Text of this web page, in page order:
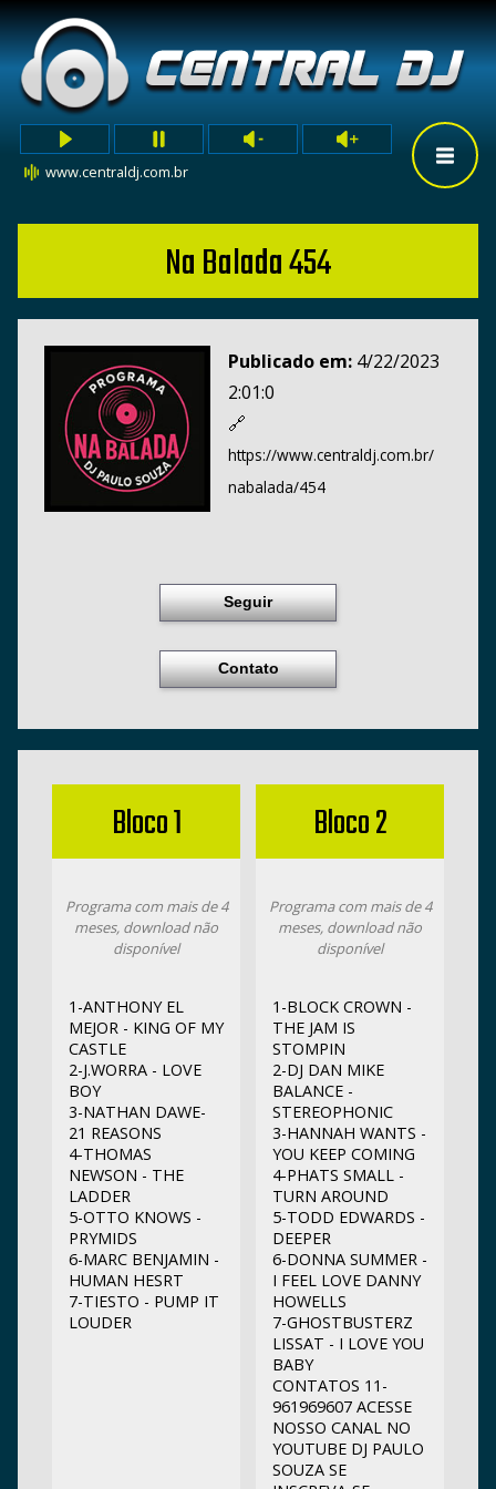
www.centraldj.com.br
Na Balada 454
Publicado em: 4/22/2023
2:01:0
🔗
https://www.centraldj.com.br/
nabalada/454
Seguir
Contato
Bloco 1
Programa com mais de 4
meses, download não
disponível
1-ANTHONY EL
MEJOR - KING OF MY
CASTLE
2-J.WORRA - LOVE
BOY
3-NATHAN DAWE-
21 REASONS
4-THOMAS
NEWSON - THE
LADDER
5-OTTO KNOWS -
PRYMIDS
6-MARC BENJAMIN -
HUMAN HESRT
7-TIESTO - PUMP IT
LOUDER
Bloco 2
Programa com mais de 4
meses, download não
disponível
1-BLOCK CROWN -
THE JAM IS
STOMPIN
2-DJ DAN MIKE
BALANCE -
STEREOPHONIC
3-HANNAH WANTS -
YOU KEEP COMING
4-PHATS SMALL -
TURN AROUND
5-TODD EDWARDS -
DEEPER
6-DONNA SUMMER -
I FEEL LOVE DANNY
HOWELLS
7-GHOSTBUSTERZ
LISSAT - I LOVE YOU
BABY
CONTATOS 11-
961969607 ACESSE
NOSSO CANAL NO
YOUTUBE DJ PAULO
SOUZA SE